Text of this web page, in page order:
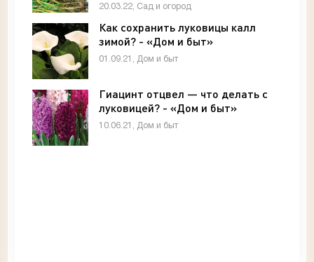
20.03.22, Сад и огород
Как сохранить луковицы калл
зимой? - «Дом и быт»
01.09.21, Дом и быт
Гиацинт отцвел — что делать с
луковицей? - «Дом и быт»
10.06.21, Дом и быт